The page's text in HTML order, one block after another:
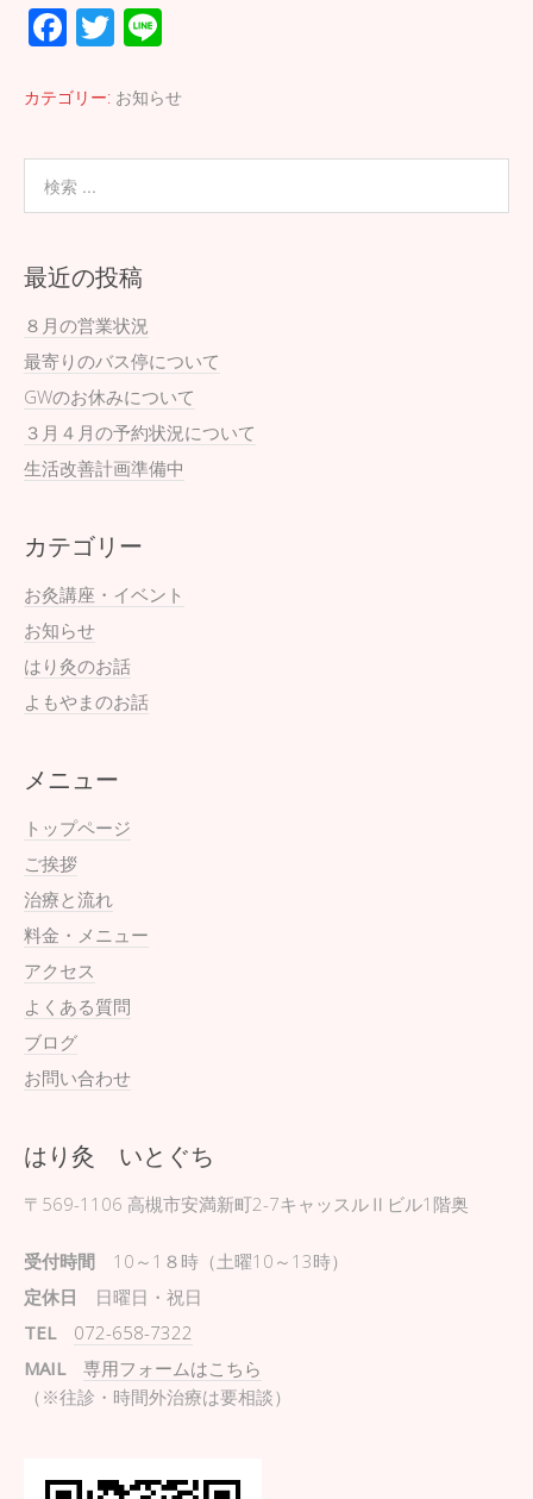
F
e
o
o
k
T
tt e
カテゴリー: お知らせ
最近の投稿
８月の営業状況
最寄りのバス停について
GWのお休みについて
３月４月の予約状況について
生活改善計画準備中
カテゴリー
お灸講座・イベント
お知らせ
はり灸のお話
よもやまのお話
メニュー
トップページ
ご挨拶
治療と流れ
料金・メニュー
アクセス
よくある質問
ブログ
お問い合わせ
はり灸 いとぐち
〒569-1106 高槻市安満新町2-7キャッスルⅡビル1階奥
受付時間 10～1８時（土曜10～13時）
定休日 日曜日・祝日
TEL
072-658-7322
MAIL
専用フォームはこちら
（※往診・時間外治療は要相談）